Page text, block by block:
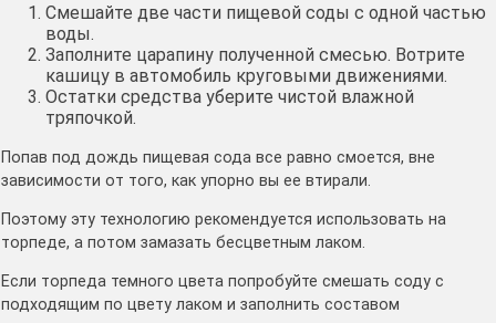
Смешайте две части пищевой соды с одной частью
воды.
Заполните царапину полученной смесью. Вотрите
кашицу в автомобиль круговыми движениями.
Остатки средства уберите чистой влажной
тряпочкой.
Попав под дождь пищевая сода все равно смоется, вне
зависимости от того, как упорно вы ее втирали.
Поэтому эту технологию рекомендуется использовать на
торпеде, а потом замазать бесцветным лаком.
Если торпеда темного цвета попробуйте смешать соду с
подходящим по цвету лаком и заполнить составом